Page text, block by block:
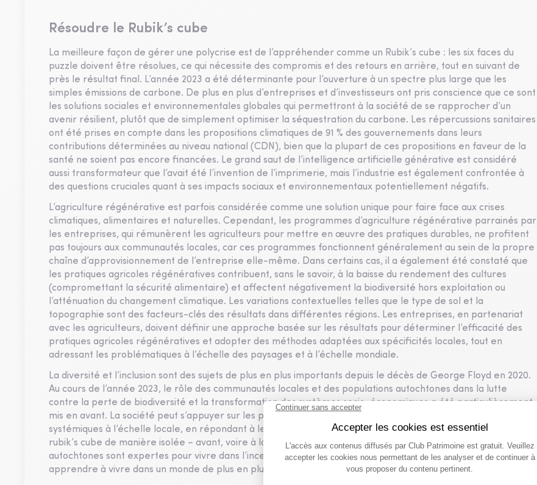
Résoudre le Rubik’s cube
La meilleure façon de gérer une polycrise est de l’appréhender comme un Rubik’s cube : les six faces du
puzzle doivent être résolues, ce qui nécessite des compromis et des retours en arrière, tout en suivant de
près le résultat final. L’année 2023 a été déterminante pour l’ouverture à un spectre plus large que les
simples émissions de carbone. De plus en plus d’entreprises et d’investisseurs ont pris conscience que ce sont
les solutions sociales et environnementales globales qui permettront à la société de se rapprocher d’un
avenir résilient, plutôt que de simplement optimiser la séquestration du carbone. Les répercussions sanitaires
ont été prises en compte dans les propositions climatiques de 91 % des gouvernements dans leurs
contributions déterminées au niveau national (CDN), bien que la plupart de ces propositions en faveur de la
santé ne soient pas encore financées. Le grand saut de l’intelligence artificielle générative est considéré
aussi transformateur que l’avait été l’invention de l’imprimerie, mais l’industrie est également confrontée à
des questions cruciales quant à ses impacts sociaux et environnementaux potentiellement négatifs.
L’agriculture régénérative est parfois considérée comme une solution unique pour faire face aux crises
climatiques, alimentaires et naturelles. Cependant, les programmes d’agriculture régénérative parrainés par
les entreprises, qui rémunèrent les agriculteurs pour mettre en œuvre des pratiques durables, ne profitent
pas toujours aux communautés locales, car ces programmes fonctionnent généralement au sein de la propre
chaîne d’approvisionnement de l’entreprise elle-même. Dans certains cas, il a également été constaté que
les pratiques agricoles régénératives contribuent, sans le savoir, à la baisse du rendement des cultures
(compromettant la sécurité alimentaire) et affectent négativement la biodiversité hors exploitation ou
l’atténuation du changement climatique. Les variations contextuelles telles que le type de sol et la
topographie sont des facteurs-clés des résultats dans différentes régions. Les entreprises, en partenariat
avec les agriculteurs, doivent définir une approche basée sur les résultats pour déterminer l’efficacité des
pratiques agricoles régénératives et adopter des méthodes adaptées aux spécificités locales, tout en
adressant les problématiques à l’échelle des paysages et à l’échelle mondiale.
La diversité et l’inclusion sont des sujets de plus en plus importants depuis le décès de George Floyd en 2020.
Au cours de l’année 2023, le rôle des communautés locales et des populations autochtones dans la lutte
contre la perte de biodiversité et la transformation des systèmes socio-économiques a été particulièrement
mis en avant. La société peut s’appuyer sur les populations autochtones pour faire face aux crises
systémiques à l’échelle locale, en répondant à leurs propres besoins et priorités – résolvant ainsi les faces du
rubik’s cube de manière isolée – avant, voire à la place de chercher une solution universelle. Les populations
autochtones sont expertes pour vivre dans l’incertitude et en tirer profit. Grâce à elles, la société peut
apprendre à vivre dans un monde de plus en plus incertain.